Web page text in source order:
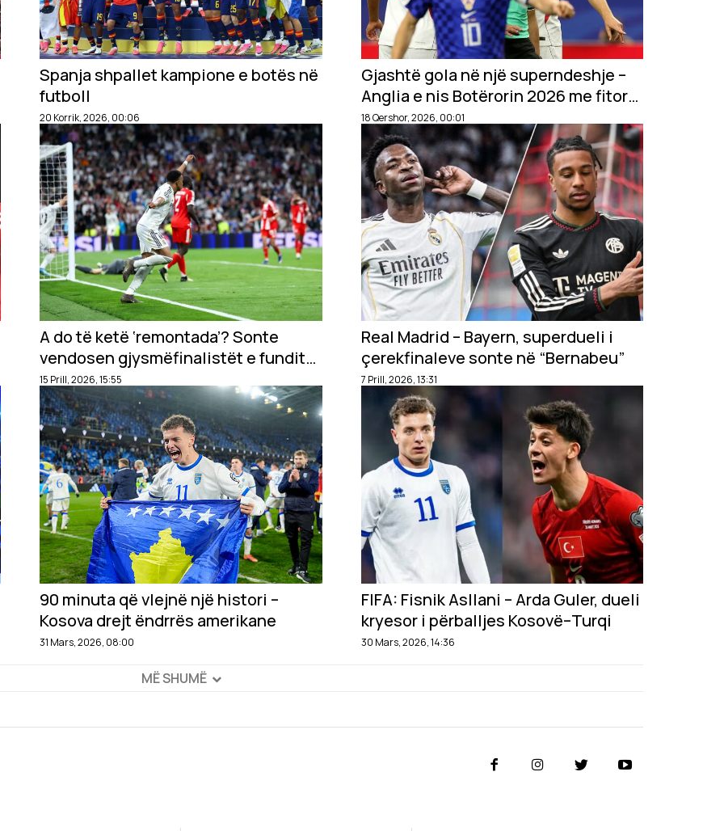
Spanja shpallet kampione e botës në
futboll
20 Korrik, 2026, 00:06
Gjashtë gola në një superndeshje –
Anglia e nis Botërorin 2026 me fitore
ndaj Kroacisë
18 Qershor, 2026, 00:01
A do të ketë ‘remontada’? Sonte
vendosen gjysmëfinalistët e fundit
në Champions
15 Prill, 2026, 15:55
Real Madrid – Bayern, superdueli i
çerekfinaleve sonte në “Bernabeu”
7 Prill, 2026, 13:31
90 minuta që vlejnë një histori –
Kosova drejt ëndrrës amerikane
31 Mars, 2026, 08:00
FIFA: Fisnik Asllani – Arda Guler, dueli
kryesor i përballjes Kosovë–Turqi
30 Mars, 2026, 14:36
MË SHUMË